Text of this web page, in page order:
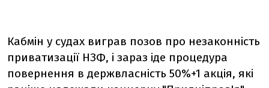
Кабмін у судах виграв позов про незаконність
приватизації НЗФ, і зараз іде процедура
повернення в держвласність 50%+1 акція, які